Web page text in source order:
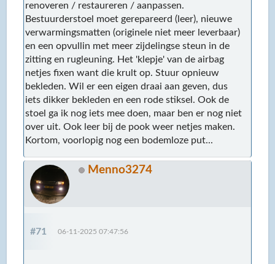
renoveren / restaureren / aanpassen.
Bestuurderstoel moet gerepareerd (leer), nieuwe
verwarmingsmatten (originele niet meer leverbaar)
en een opvullin met meer zijdelingse steun in de
zitting en rugleuning. Het 'klepje' van de airbag
netjes fixen want die krult op. Stuur opnieuw
bekleden. Wil er een eigen draai aan geven, dus
iets dikker bekleden en een rode stiksel. Ook de
stoel ga ik nog iets mee doen, maar ben er nog niet
over uit. Ook leer bij de pook weer netjes maken.
Kortom, voorlopig nog een bodemloze put...
Menno3274
#71 06-11-2025 07:47:56